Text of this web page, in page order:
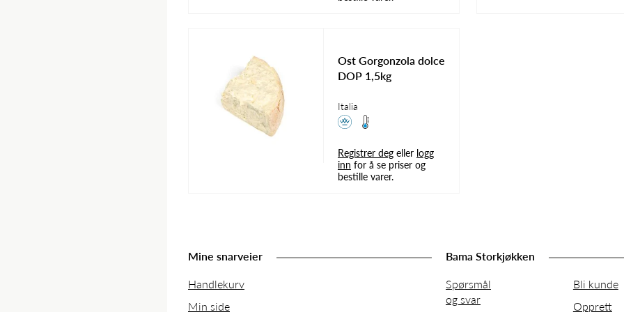
Ost Gorgonzola dolce
DOP 1,5kg
Italia
Registrer deg eller logg
inn for å se priser og
bestille varer.
Mine snarveier
Handlekurv
Min side
Bama Storkjøkken
Spørsmål
og svar
Bli kunde
Opprett